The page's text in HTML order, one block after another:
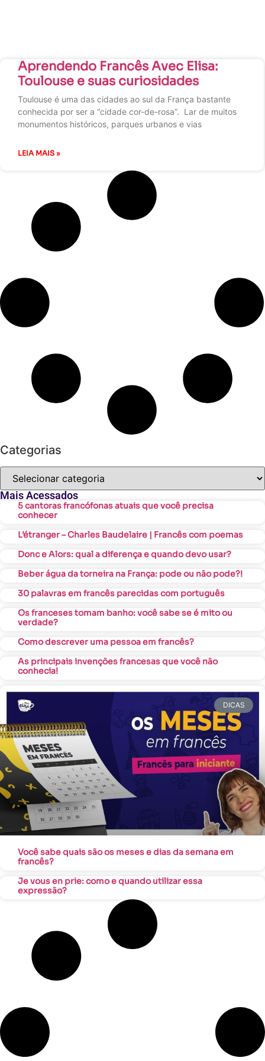
Aprendendo Francês Avec Elisa:
Toulouse e suas curiosidades
Toulouse é uma das cidades ao sul da França bastante
conhecida por ser a “cidade cor-de-rosa”. Lar de muitos
monumentos históricos, parques urbanos e vias
LEIA MAIS »
Categorias
Mais Acessados
5 cantoras francófonas atuais que você precisa
conhecer
L’étranger – Charles Baudelaire | Francês com poemas
Donc e Alors: qual a diferença e quando devo usar?
Beber água da torneira na França: pode ou não pode?!
30 palavras em francês parecidas com português
Os franceses tomam banho: você sabe se é mito ou
verdade?
Como descrever uma pessoa em francês?
As principais invenções francesas que você não
conhecia!
DICAS
Você sabe quais são os meses e dias da semana em
francês?
Je vous en prie: como e quando utilizar essa
expressão?